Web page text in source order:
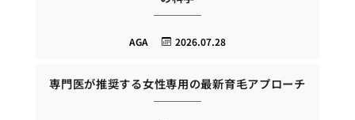
2026.07.28
AGA
専門医が推奨する女性専用の最新育毛アプローチ